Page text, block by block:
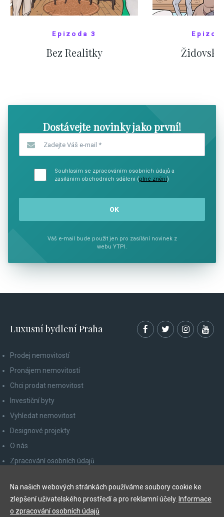
Epizoda 3
Bez Realitky
Dostávejte novinky jako první!
Souhlasím se zpracováním osobních údajů a
zasíláním obchodních sdělení (plné znění)
Váš e-mail bude použit jen pro zasílání novinek z
webu YTPI.
Luxusní bydlení Praha
Prodej nemovitostí
Pronájem nemovitostí
Chci prodat nemovitost
Investiční byty
Vyhledat nemovitost
Designové projekty
O nás
Zpracování osobních údajů
Odhlášení z newsletteru
Na našich webových stránkách používáme soubory cookie ke
zlepšení uživatelského prostředí a pro reklamní účely. Informace
o zpracování osobních údajů